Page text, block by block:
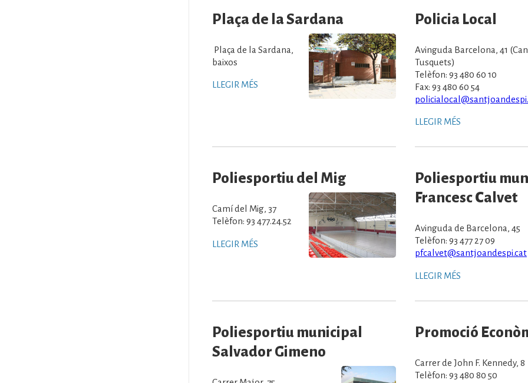
Plaça de la Sardana
Plaça de la Sardana,
baixos
LLEGIR MÉS
Policia Local
Avinguda Barcelona, 41 (Can
Tusquets)
Telèfon: 93 480 60 10
Fax: 93 480 60 54
LLEGIR MÉS
Poliesportiu del Mig
Camí del Mig, 37
Telèfon: 93 477.24.52
LLEGIR MÉS
Poliesportiu
Francesc Calvet
Avinguda de Barcelona, 45
Telèfon: 93 477 27 09
pfcalvet@santjoandespi.cat
LLEGIR MÉS
Poliesportiu municipal
Salvador Gimeno
Promoció
Carrer de John F. Kennedy, 8
Telèfon: 93 480 80 50